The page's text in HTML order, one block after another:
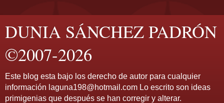
DUNIA SÁNCHEZ PADRÓN
©2007-2026
Este blog esta bajo los derecho de autor para cualquier
información laguna198@hotmail.com Lo escrito son ideas
primigenias que después se han corregir y alterar.